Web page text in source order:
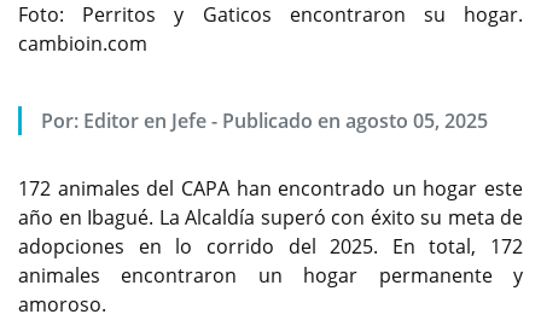
Foto: Perritos y Gaticos encontraron su hogar.
cambioin.com
Por: Editor en Jefe - Publicado en agosto 05, 2025
172 animales del CAPA han encontrado un hogar este
año en Ibagué. La Alcaldía superó con éxito su meta de
adopciones en lo corrido del 2025. En total, 172
animales encontraron un hogar permanente y
amoroso.